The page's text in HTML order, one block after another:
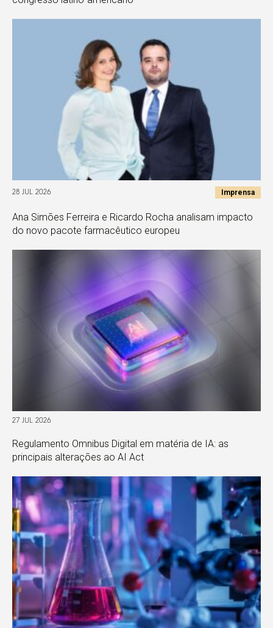
28 JUL 2026 Imprensa
Ana Simões Ferreira e Ricardo Rocha analisam impacto
do novo pacote farmacêutico europeu
27 JUL 2026
Regulamento Omnibus Digital em matéria de IA: as
principais alterações ao AI Act